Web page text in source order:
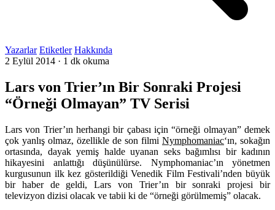
Yazarlar Etiketler Hakkında
2 Eylül 2014 · 1 dk okuma
Lars von Trier’ın Bir Sonraki Projesi
“Örneği Olmayan” TV Serisi
Lars von Trier’ın herhangi bir çabası için “örneği olmayan” demek
çok yanlış olmaz, özellikle de son filmi Nymphomaniac‘ın, sokağın
ortasında, dayak yemiş halde uyanan seks bağımlısı bir kadının
hikayesini anlattığı düşünülürse. Nymphomaniac’ın yönetmen
kurgusunun ilk kez gösterildiği Venedik Film Festivali’nden büyük
bir haber de geldi, Lars von Trier’ın bir sonraki projesi bir
televizyon dizisi olacak ve tabii ki de “örneği görülmemiş” olacak.